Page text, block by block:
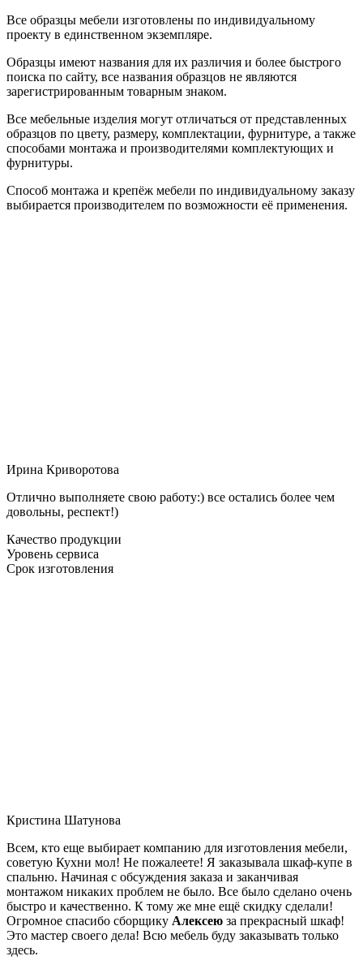
Все образцы мебели изготовлены по индивидуальному
проекту в единственном экземпляре.
Образцы имеют названия для их различия и более быстрого
поиска по сайту, все названия образцов не являются
зарегистрированным товарным знаком.
Все мебельные изделия могут отличаться от представленных
образцов по цвету, размеру, комплектации, фурнитуре, а также
способами монтажа и производителями комплектующих и
фурнитуры.
Способ монтажа и крепёж мебели по индивидуальному заказу
выбирается производителем по возможности её применения.
Ирина Криворотова
Отлично выполняете свою работу:) все остались более чем
довольны, респект!)
Качество продукции
Уровень сервиса
Срок изготовления
Кристина Шатунова
Всем, кто еще выбирает компанию для изготовления мебели,
советую Кухни мол! Не пожалеете! Я заказывала шкаф-купе в
спальню. Начиная с обсуждения заказа и заканчивая
монтажом никаких проблем не было. Все было сделано очень
быстро и качественно. К тому же мне ещё скидку сделали!
Огромное спасибо сборщику Алексею за прекрасный шкаф!
Это мастер своего дела! Всю мебель буду заказывать только
здесь.